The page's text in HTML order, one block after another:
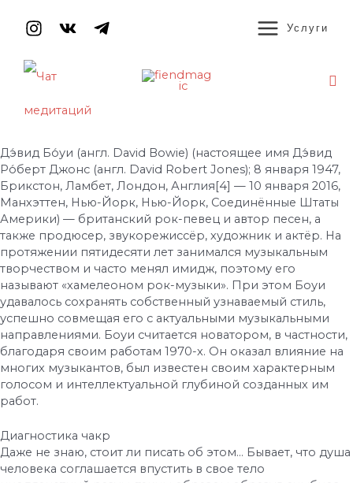
содержимому
Услуги
Дэ́вид Бо́уи (англ. David Bowie) (настоящее имя Дэ́вид
Ро́берт Джонс (англ. David Robert Jones); 8 января 1947,
Брикстон, Ламбет, Лондон, Англия[4] — 10 января 2016,
Манхэттен, Нью-Йорк, Нью-Йорк, Соединённые Штаты
Америки) — британский рок-певец и автор песен, а
также продюсер, звукорежиссёр, художник и актёр. На
протяжении пятидесяти лет занимался музыкальным
творчеством и часто менял имидж, поэтому его
называют «хамелеоном рок-музыки». При этом Боуи
удавалось сохранять собственный узнаваемый стиль,
успешно совмещая его с актуальными музыкальными
направлениями. Боуи считается новатором, в частности,
благодаря своим работам 1970-х. Он оказал влияние на
многих музыкантов, был известен своим характерным
голосом и интеллектуальной глубиной созданных им
работ.
Диагностика чакр
Даже не знаю, стоит ли писать об этом… Бывает, что душа
человека соглашается впустить в свое тело
Навигация
записям